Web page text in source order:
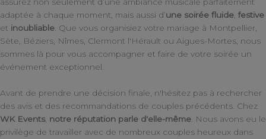
adaptée à chaque moment, mais aussi d’une soirée fluide festive
et inoubliable . Que vous organisiez votre mariage à Montpellier,
Sète, Béziers, Nîmes, Clermont l'Hérault ou Aigues-Mortes, nous
sommes là pour vous accompagner et faire de votre soirée un
événement exceptionnel.
Avant de prendre une décision finale, n'hésitez pas à rechercher
des avis et des recommandations de couples précédents. Chez
WK Events, notre réputation parle d'elle-même . Nous avons eu le
privilège de travailler avec de nombreux couples heureux dans